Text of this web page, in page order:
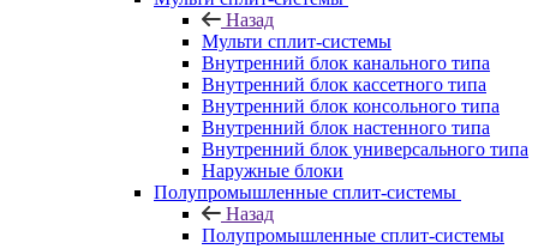
Назад
Мульти сплит-системы
Внутренний блок канального типа
Внутренний блок кассетного типа
Внутренний блок консольного типа
Внутренний блок настенного типа
Внутренний блок универсального типа
Наружные блоки
Полупромышленные сплит-системы
Назад
Полупромышленные сплит-системы